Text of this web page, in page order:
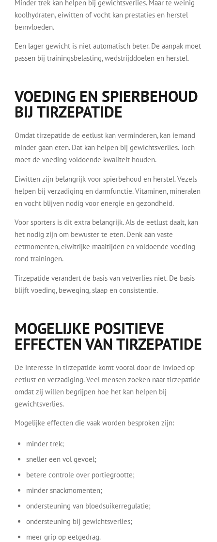
Minder trek kan helpen bij gewichtsverlies. Maar te weinig
koolhydraten, eiwitten of vocht kan prestaties en herstel
beïnvloeden.
Een lager gewicht is niet automatisch beter. De aanpak moet
passen bij trainingsbelasting, wedstrijddoelen en herstel.
VOEDING EN SPIERBEHOUD
BIJ TIRZEPATIDE
Omdat tirzepatide de eetlust kan verminderen, kan iemand
minder gaan eten. Dat kan helpen bij gewichtsverlies. Toch
moet de voeding voldoende kwaliteit houden.
Eiwitten zijn belangrijk voor spierbehoud en herstel. Vezels
helpen bij verzadiging en darmfunctie. Vitaminen, mineralen
en vocht blijven nodig voor energie en gezondheid.
Voor sporters is dit extra belangrijk. Als de eetlust daalt, kan
het nodig zijn om bewuster te eten. Denk aan vaste
eetmomenten, eiwitrijke maaltijden en voldoende voeding
rond trainingen.
Tirzepatide verandert de basis van vetverlies niet. De basis
blijft voeding, beweging, slaap en consistentie.
MOGELIJKE POSITIEVE
EFFECTEN VAN TIRZEPATIDE
De interesse in tirzepatide komt vooral door de invloed op
eetlust en verzadiging. Veel mensen zoeken naar tirzepatide
omdat zij willen begrijpen hoe het kan helpen bij
gewichtsverlies.
Mogelijke effecten die vaak worden besproken zijn:
minder trek;
sneller een vol gevoel;
betere controle over portiegrootte;
minder snackmomenten;
ondersteuning van bloedsuikerregulatie;
ondersteuning bij gewichtsverlies;
meer grip op eetgedrag.